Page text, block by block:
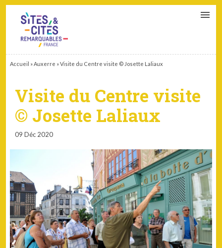
Accueil »Auxerre »Visite du Centre visite © Josette Laliaux
Visite du Centre visite
© Josette Laliaux
09 Déc 2020